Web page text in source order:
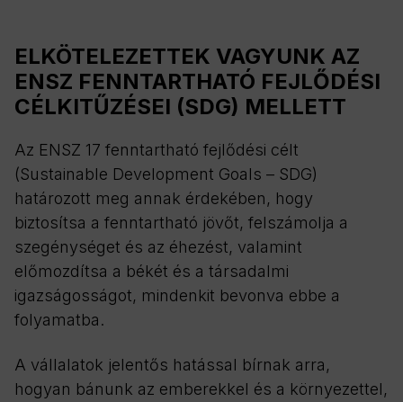
ELKÖTELEZETTEK VAGYUNK AZ
ENSZ FENNTARTHATÓ FEJLŐDÉSI
CÉLKITŰZÉSEI (SDG) MELLETT
Az ENSZ 17 fenntartható fejlődési célt
(Sustainable Development Goals – SDG)
határozott meg annak érdekében, hogy
biztosítsa a fenntartható jövőt, felszámolja a
szegénységet és az éhezést, valamint
előmozdítsa a békét és a társadalmi
igazságosságot, mindenkit bevonva ebbe a
folyamatba.
A vállalatok jelentős hatással bírnak arra,
hogyan bánunk az emberekkel és a környezettel,